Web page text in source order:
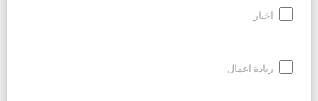
اخبار
ريادة اعمال